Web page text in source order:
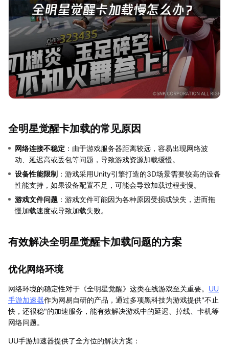
全明星觉醒卡加载的常见原因
网络连接不稳定 ：由于游戏服务器距离较远，容易出现网络波
动、延迟高或丢包等问题，导致游戏资源加载缓慢。
设备性能限制 ：游戏采用Unity引擎打造的3D场景需要较高的设备
性能支持，如果设备配置不足，可能会导致加载过程变慢。
游戏文件问题 ：游戏文件可能因为各种原因受损或缺失，进而拖
慢加载速度或导致加载失败。
有效解决全明星觉醒卡加载问题的方案
优化网络环境
网络环境的稳定性对于《全明星觉醒》这类在线游戏至关重要。 UU
手游加速器作为网易自研的产品，通过多项黑科技为游戏提供"不止
快，还很稳"的加速服务，能有效解决游戏中的延迟、掉线、卡机等
网络问题。
UU手游加速器提供了全方位的解决方案：